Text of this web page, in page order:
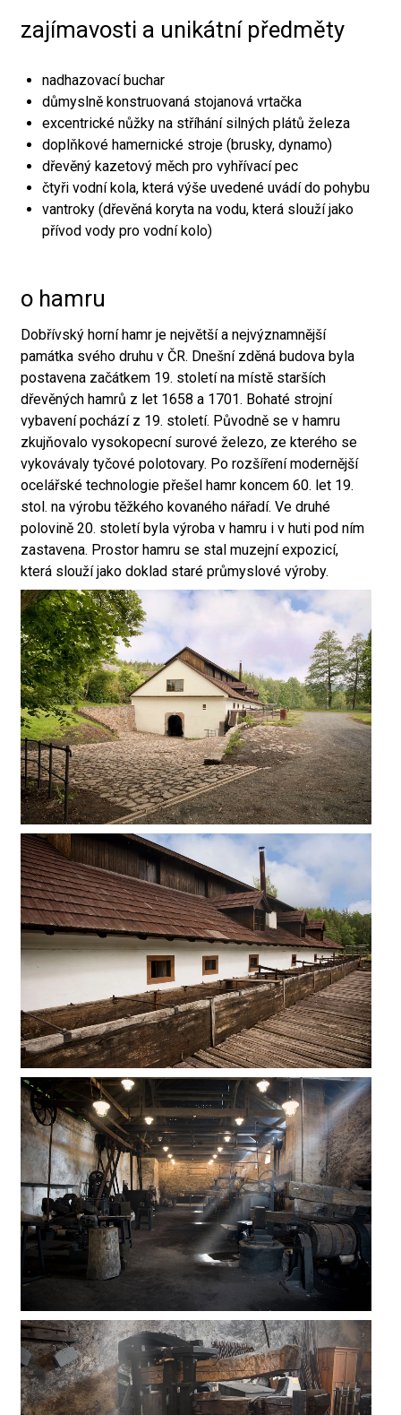
zajímavosti a unikátní předměty
nadhazovací buchar
důmyslně konstruovaná stojanová vrtačka
excentrické nůžky na stříhání silných plátů železa
doplňkové hamernické stroje (brusky, dynamo)
dřevěný kazetový měch pro vyhřívací pec
čtyři vodní kola, která výše uvedené uvádí do pohybu
vantroky (dřevěná koryta na vodu, která slouží jako
přívod vody pro vodní kolo)
o hamru
Dobřívský horní hamr je největší a nejvýznamnější
památka svého druhu v ČR. Dnešní zděná budova byla
postavena začátkem 19. století na místě starších
dřevěných hamrů z let 1658 a 1701. Bohaté strojní
vybavení pochází z 19. století. Původně se v hamru
zkujňovalo vysokopecní surové železo, ze kterého se
vykovávaly tyčové polotovary. Po rozšíření modernější
ocelářské technologie přešel hamr koncem 60. let 19.
stol. na výrobu těžkého kovaného nářadí. Ve druhé
polovině 20. století byla výroba v hamru i v huti pod ním
zastavena. Prostor hamru se stal muzejní expozicí,
která slouží jako doklad staré průmyslové výroby.